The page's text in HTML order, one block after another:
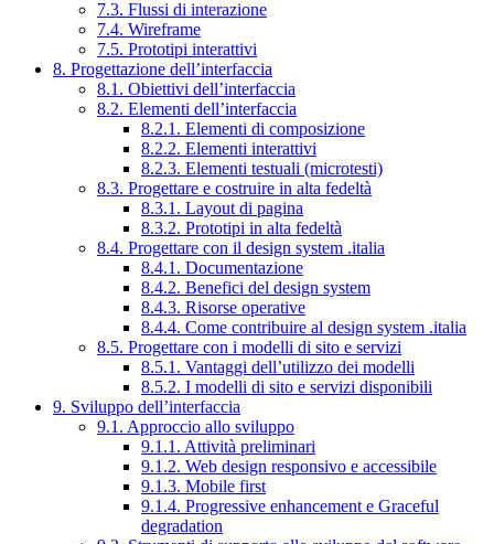
7.3. Flussi di interazione
7.4. Wireframe
7.5. Prototipi interattivi
8. Progettazione dell’interfaccia
8.1. Obiettivi dell’interfaccia
8.2. Elementi dell’interfaccia
8.2.1. Elementi di composizione
8.2.2. Elementi interattivi
8.2.3. Elementi testuali (microtesti)
8.3. Progettare e costruire in alta fedeltà
8.3.1. Layout di pagina
8.3.2. Prototipi in alta fedeltà
8.4. Progettare con il design system .italia
8.4.1. Documentazione
8.4.2. Benefici del design system
8.4.3. Risorse operative
8.4.4. Come contribuire al design system .italia
8.5. Progettare con i modelli di sito e servizi
8.5.1. Vantaggi dell’utilizzo dei modelli
8.5.2. I modelli di sito e servizi disponibili
9. Sviluppo dell’interfaccia
9.1. Approccio allo sviluppo
9.1.1. Attività preliminari
9.1.2. Web design responsivo e accessibile
9.1.3. Mobile first
9.1.4. Progressive enhancement e Graceful
degradation